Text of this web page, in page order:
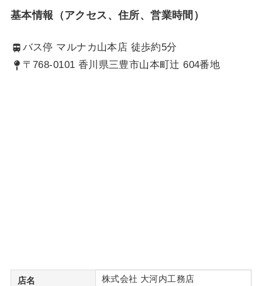
基本情報（アクセス、住所、営業時間）
バス停 マルナカ山本店 徒歩約5分
〒768-0101 香川県三豊市山本町辻 604番地
店名 株式会社 大河内工務店